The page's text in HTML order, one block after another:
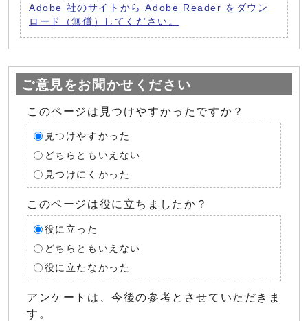
Adobe 社のサイトから Adobe Reader をダウン
ロード（無償）してください。
ご意見をお聞かせください
このページは見つけやすかったですか？
見つけやすかった
どちらともいえない
見つけにくかった
このページは役に立ちましたか？
役に立った
どちらともいえない
役に立たなかった
アンケートは、今後の参考とさせていただきま
す。